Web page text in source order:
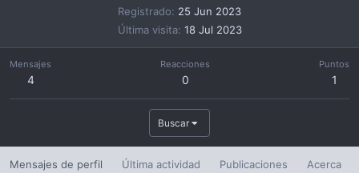
Registrado
25 Jun 2023
Última visita 18 Jul 2023
Mensajes
4
Reacciones
0
Puntos
1
Buscar
Mensajes de perfil Última actividad Publicaciones Acerca